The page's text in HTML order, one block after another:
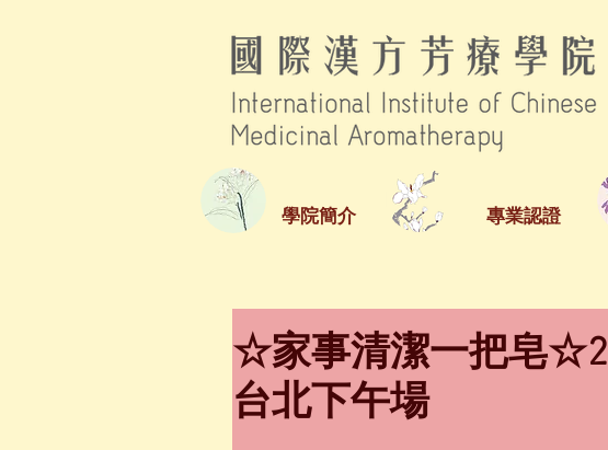
學院簡介 專業認證
☆家事清潔一把皂
台北下午場